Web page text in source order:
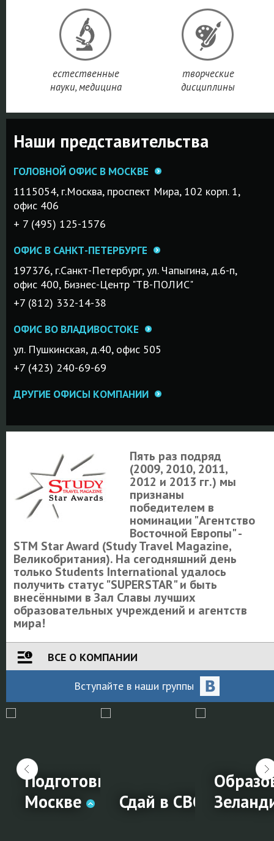
естественные
науки, медицина
творческие
дисциплины
Наши представительства
ГОЛОВНОЙ ОФИС В МОСКВЕ
1115054, г.Mосква, проспект Мира, 102 корп. 1,
офис 406
+ 7 (495) 125-1576
ОФИС В САНКТ-ПЕТЕРБУРГЕ
197376, г.Санкт-Петербург, ул. Чапыгина, д.6-п,
офис 400, Бизнес-Центр "ТВ-ПОЛИС"
+7 (812) 332-14-38
ОФИС ВО ВЛАДИВОСТОКЕ
ул. Пушкинская, д.40, офис 505
+7 (423) 240-69-69
ДРУГИЕ ОФИСЫ КОМПАНИИ
Пять раз подряд
(2009, 2010, 2011,
2012 и 2013 гг.) мы
признаны
победителем в
номинации "Агентство
Восточной Европы" -
STM Star Award (Study Travel Magazine,
Великобритания). На сегодняшний день
только Students International удалось
получить статус "SUPERSTAR" и быть
внесёнными в Зал Славы лучших
образовательных учреждений и агентств
мира!
ВСЕ О КОМПАНИИ
Вступайте в наши группы
на обучение за
Подготовка к IELTS в
Москве
Сдай в СВОЁМ